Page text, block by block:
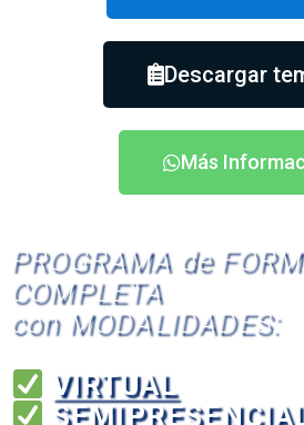
Descargar
Más
PROGRAMA de
COMPLETA
con MODALIDADES:
VIRTUAL